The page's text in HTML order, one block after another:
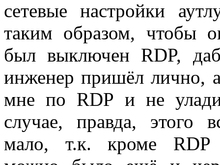
сетевые настройки
таким образом, чтобы
был выключен RDP,
инженер пришёл лично,
мне по RDP и не
случае, правда, этого
мало, т.к. кроме RDP